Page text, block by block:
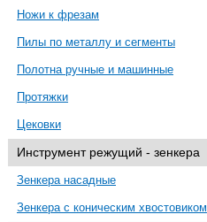
Ножи к фрезам
Пилы по металлу и сегменты
Полотна ручные и машинные
Протяжки
Цековки
Инструмент режущий - зенкера
Зенкера насадные
Зенкера с коническим хвостовиком